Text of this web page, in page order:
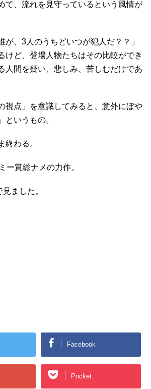
て、流れを見守っているという風情が
が、3人のうちどいつが犯人だ？？」
けど、登場人物たちはその比較ができ
人間を疑い、悲しみ、苦しむだけであ
視点」を意識してみると、意外にぼや
というもの。
終わる。
ー賞総ナメの力作。
ました。
Facebook
Pocket